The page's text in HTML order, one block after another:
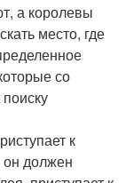
а королевы
место, где
со
к
он должен